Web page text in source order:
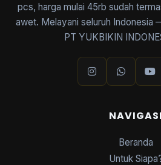
pcs, harga mulai 45rb sudah
awet. Melayani seluruh Indonesia
PT YUKBIKIN
NAVIGASI
Beranda
Untuk